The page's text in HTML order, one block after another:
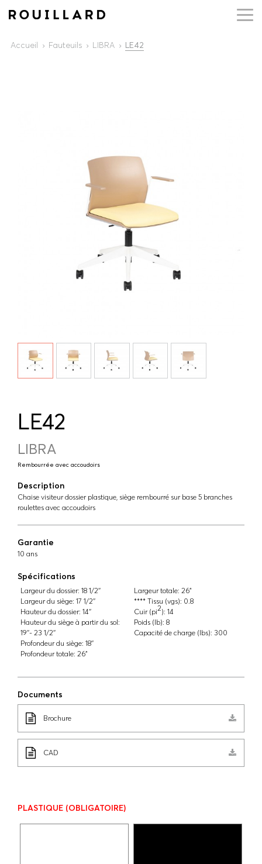
Accueil Fauteuils LIBRA LE42
LE42
LIBRA
Rembourrée avec accoudoirs
Description
Chaise visiteur dossier plastique, siège rembourré sur base 5 branches
roulettes avec accoudoirs
Garantie
10 ans
Spécifications
Largeur du dossier: 18 1/2''
Largeur du siège: 17 1/2''
Hauteur du dossier: 14''
Hauteur du siège à partir du sol:
19''- 23 1/2''
Profondeur du siège: 18''
Profondeur totale: 26"
Largeur totale: 26"
**** Tissu (vgs): 0.8
Cuir (pi2): 14
Poids (lb): 8
Capacité de charge (lbs): 300
Documents
Brochure
CAD
PLASTIQUE (OBLIGATOIRE)